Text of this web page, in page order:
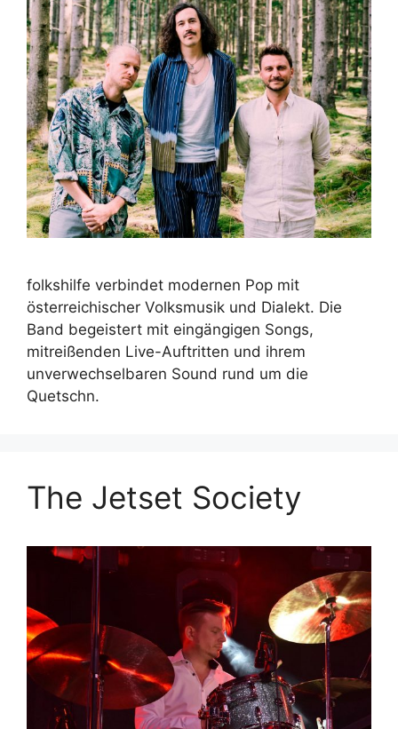
folkshilfe verbindet modernen Pop mit
österreichischer Volksmusik und Dialekt. Die
Band begeistert mit eingängigen Songs,
mitreißenden Live-Auftritten und ihrem
unverwechselbaren Sound rund um die
Quetschn.
The Jetset Society